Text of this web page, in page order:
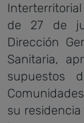
de 27 de
Dirección
Sanitaria,
supuestos
su